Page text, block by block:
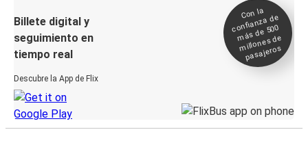
Billete digital y
seguimiento en
tiempo real
Descubre la App de Flix
Con la
confianza de
más de 500
millones de
pasajeros